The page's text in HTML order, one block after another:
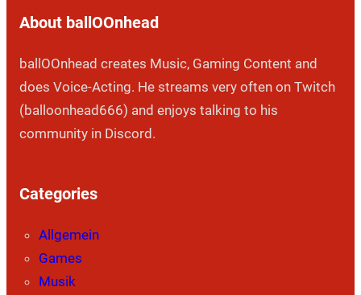
About ballOOnhead
ballOOnhead creates Music, Gaming Content and
does Voice-Acting. He streams very often on Twitch
(balloonhead666) and enjoys talking to his
community in Discord.
Categories
Allgemein
Games
Musik